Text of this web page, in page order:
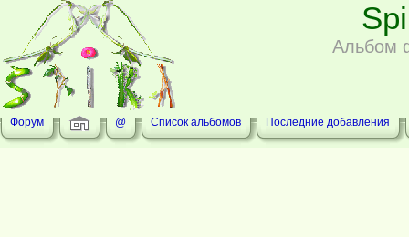
Альбом
Форум @ Список альбомов Последние добавления